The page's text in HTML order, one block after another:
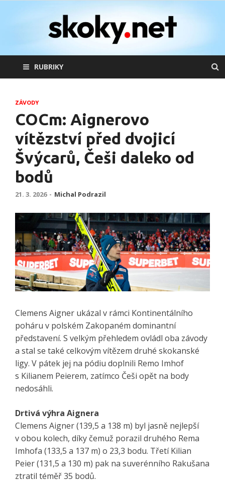
skoky.net
skoky na lyžích
RUBRIKY
ZÁVODY
COCm: Aignerovo
vítězství před dvojicí
Švýcarů, Češi daleko od
bodů
21. 3. 2026 - Michal Podrazil
Clemens Aigner ukázal v rámci Kontinentálního
poháru v polském Zakopaném dominantní
představení. S velkým přehledem ovládl oba závody
a stal se také celkovým vítězem druhé skokanské
ligy. V pátek jej na pódiu doplnili Remo Imhof
s Kilianem Peierem, zatímco Češi opět na body
nedosáhli.
Drtivá výhra Aignera
Clemens Aigner (139,5 a 138 m) byl jasně nejlepší
v obou kolech, díky čemuž porazil druhého Rema
Imhofa (133,5 a 137 m) o 23,3 bodu. Třetí Kilian
Peier (131,5 a 130 m) pak na suverénního Rakušana
ztratil téměř 35 bodů.